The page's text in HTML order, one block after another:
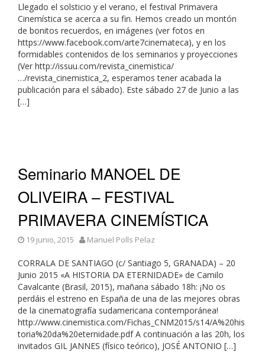
Llegado el solsticio y el verano, el festival Primavera
Cinemística se acerca a su fin. Hemos creado un montón
de bonitos recuerdos, en imágenes (ver fotos en
https://www.facebook.com/arte7cinemateca), y en los
formidables contenidos de los seminarios y proyecciones
(Ver http://issuu.com/revista_cinemistica/
…/revista_cinemistica_2, esperamos tener acabada la
publicación para el sábado). Este sábado 27 de Junio a las
[…]
Seminario MANOEL DE
OLIVEIRA – FESTIVAL
PRIMAVERA CINEMÍSTICA
19 junio, 2015 Manuel Polls Pelaz
CORRALA DE SANTIAGO (c/ Santiago 5, GRANADA) – 20
Junio 2015 «A HISTORIA DA ETERNIDADE» de Camilo
Cavalcante (Brasil, 2015), mañana sábado 18h: ¡No os
perdáis el estreno en España de una de las mejores obras
de la cinematografía sudamericana contemporánea!
http://www.cinemistica.com/Fichas_CNM2015/s14/A%20his
toria%20da%20eternidade.pdf A continuación a las 20h, los
invitados GIL JANNES (físico teórico), JOSÉ ANTONIO […]